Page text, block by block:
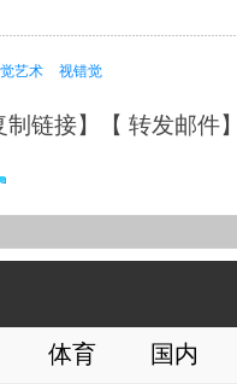
艺术 视错觉
制链接】【 转发邮件